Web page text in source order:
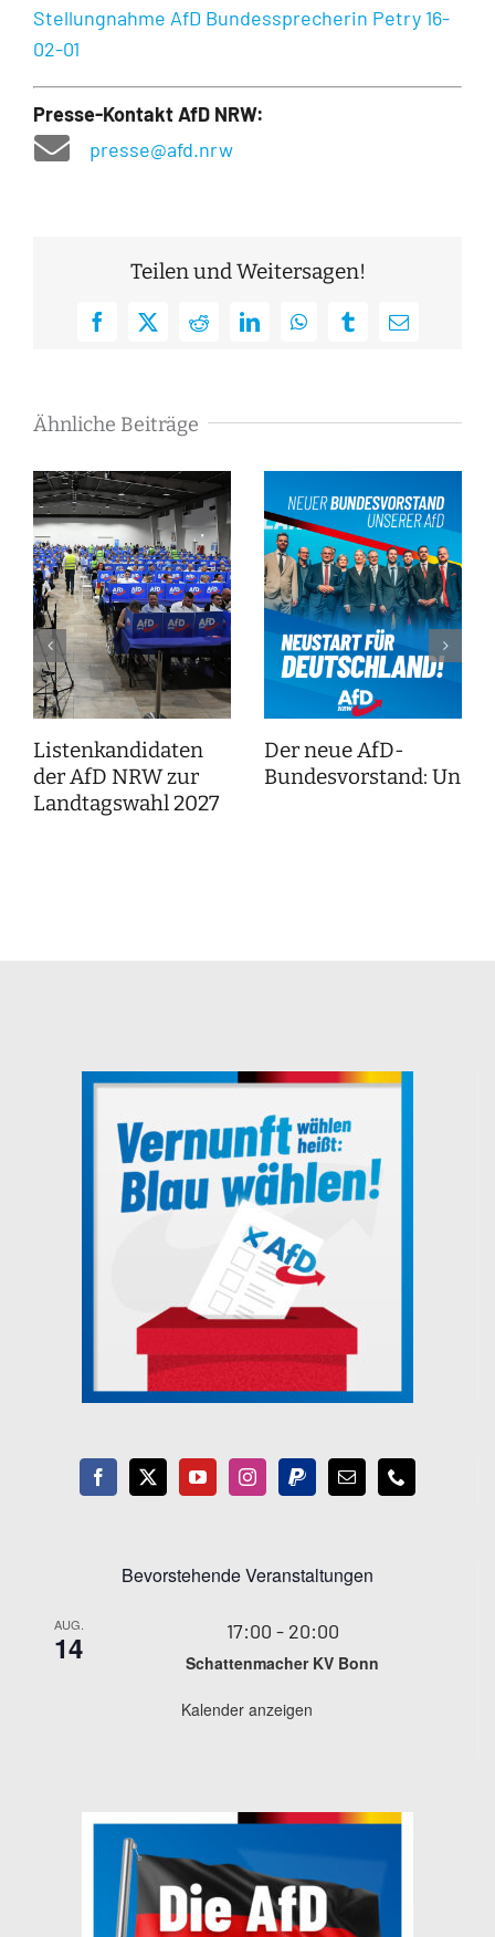
Stellungnahme AfD Bundessprecherin Petry 16-
02-01
Presse-Kontakt AfD NRW:
presse@afd.nrw
Teilen und Weitersagen!
Facebook
X RedditLinkedInWhatsAppTumblrE-
Ähnliche Beiträge
Listenkandidaten
der AfD NRW zur
Landtagswahl 2027
Der neue AfD-
Bundesvorstand:
Bevorstehende Veranstaltungen
AUG.
14 17:00 - 20:00
Schattenmacher KV Bonn
Kalender anzeigen